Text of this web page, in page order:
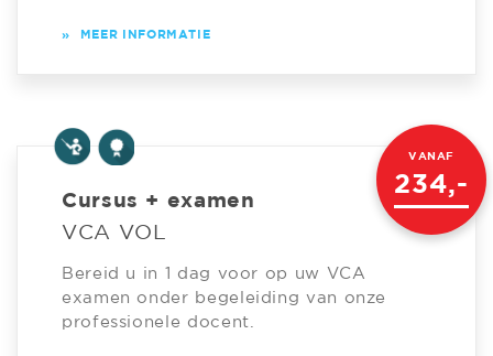
» MEER INFORMATIE
Cursus + examen
VCA VOL
Bereid u in 1 dag voor op uw VCA
examen onder begeleiding van onze
professionele docent.
VANAF
234,-